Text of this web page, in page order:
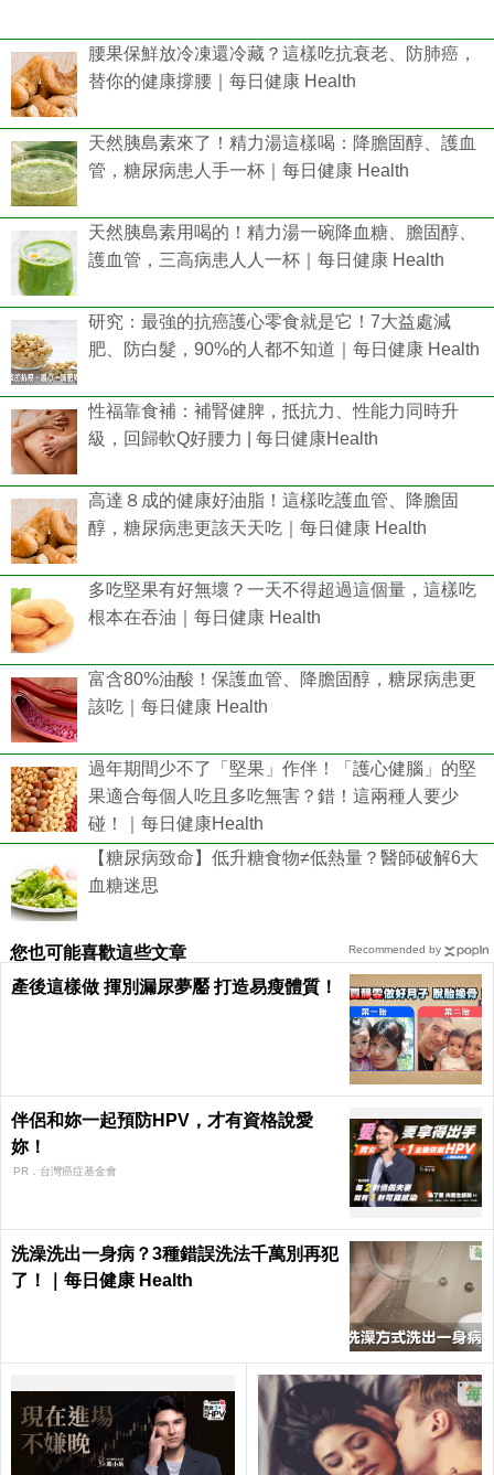
腰果保鮮放冷凍還冷藏？這樣吃抗衰老、防肺癌，
替你的健康撐腰｜每日健康 Health
天然胰島素來了！精力湯這樣喝：降膽固醇、護血
管，糖尿病患人手一杯｜每日健康 Health
天然胰島素用喝的！精力湯一碗降血糖、膽固醇、
護血管，三高病患人人一杯｜每日健康 Health
研究：最強的抗癌護心零食就是它！7大益處減
肥、防白髮，90%的人都不知道｜每日健康 Health
性福靠食補：補腎健脾，抵抗力、性能力同時升
級，回歸軟Q好腰力 | 每日健康Health
高達８成的健康好油脂！這樣吃護血管、降膽固
醇，糖尿病患更該天天吃｜每日健康 Health
多吃堅果有好無壞？一天不得超過這個量，這樣吃
根本在吞油｜每日健康 Health
富含80%油酸！保護血管、降膽固醇，糖尿病患更
該吃｜每日健康 Health
過年期間少不了「堅果」作伴！「護心健腦」的堅
果適合每個人吃且多吃無害？錯！這兩種人要少
碰！｜每日健康Health
【糖尿病致命】低升糖食物≠低熱量？醫師破解6大
血糖迷思
您也可能喜歡這些文章
產後這樣做 揮別漏尿夢靨 打造易瘦體質！
伴侶和妳一起預防HPV，才有資格說愛
妳！
PR．台灣癌症基金會
洗澡洗出一身病？3種錯誤洗法千萬別再犯
了！｜每日健康 Health
Recommended by